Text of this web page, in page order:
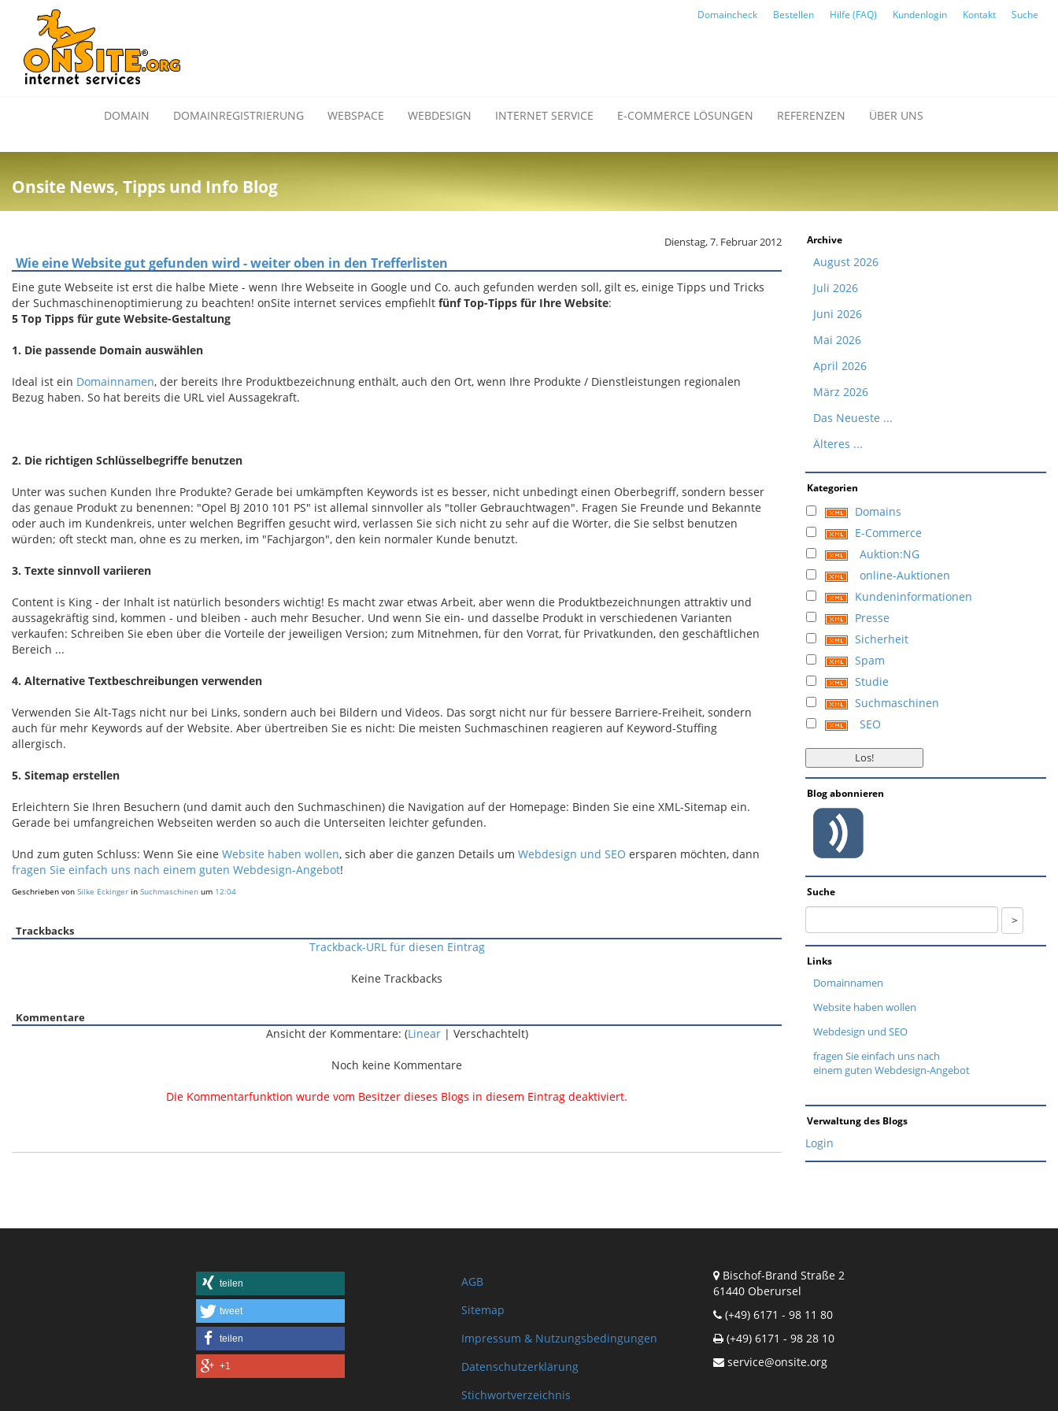
Domaincheck Bestellen Hilfe (FAQ) Kundenlogin Kontakt Suche
DOMAIN DOMAINREGISTRIERUNG WEBSPACE WEBDESIGN INTERNET SERVICE E-COMMERCE LÖSUNGEN REFERENZEN ÜBER UNS
Onsite News, Tipps und Info Blog
Dienstag, 7. Februar 2012
Wie eine Website gut gefunden wird - weiter oben in den Trefferlisten
Eine gute Webseite ist erst die halbe Miete - wenn Ihre Webseite in Google und Co. auch gefunden werden soll, gilt es, einige Tipps und Tricks
der Suchmaschinenoptimierung zu beachten! onSite internet services empfiehlt fünf Top-Tipps für Ihre Website:
5 Top Tipps für gute Website-Gestaltung
1. Die passende Domain auswählen
Ideal ist ein Domainnamen, der bereits Ihre Produktbezeichnung enthält, auch den Ort, wenn Ihre Produkte / Dienstleistungen regionalen
Bezug haben. So hat bereits die URL viel Aussagekraft.
2. Die richtigen Schlüsselbegriffe benutzen
Unter was suchen Kunden Ihre Produkte? Gerade bei umkämpften Keywords ist es besser, nicht unbedingt einen Oberbegriff, sondern besser
das genaue Produkt zu benennen: "Opel BJ 2010 101 PS" ist allemal sinnvoller als "toller Gebrauchtwagen". Fragen Sie Freunde und Bekannte
oder auch im Kundenkreis, unter welchen Begriffen gesucht wird, verlassen Sie sich nicht zu sehr auf die Wörter, die Sie selbst benutzen
würden; oft steckt man, ohne es zu merken, im "Fachjargon", den kein normaler Kunde benutzt.
3. Texte sinnvoll variieren
Content is King - der Inhalt ist natürlich besonders wichtig! Es macht zwar etwas Arbeit, aber wenn die Produktbezeichnungen attraktiv und
aussagekräftig sind, kommen - und bleiben - auch mehr Besucher. Und wenn Sie ein- und dasselbe Produkt in verschiedenen Varianten
verkaufen: Schreiben Sie eben über die Vorteile der jeweiligen Version; zum Mitnehmen, für den Vorrat, für Privatkunden, den geschäftlichen
Bereich ...
4. Alternative Textbeschreibungen verwenden
Verwenden Sie Alt-Tags nicht nur bei Links, sondern auch bei Bildern und Videos. Das sorgt nicht nur für bessere Barriere-Freiheit, sondern
auch für mehr Keywords auf der Website. Aber übertreiben Sie es nicht: Die meisten Suchmaschinen reagieren auf Keyword-Stuffing
allergisch.
5. Sitemap erstellen
Erleichtern Sie Ihren Besuchern (und damit auch den Suchmaschinen) die Navigation auf der Homepage: Binden Sie eine XML-Sitemap ein.
Gerade bei umfangreichen Webseiten werden so auch die Unterseiten leichter gefunden.
Und zum guten Schluss: Wenn Sie eine Website haben wollen, sich aber die ganzen Details um Webdesign und SEO ersparen möchten, dann
fragen Sie einfach uns nach einem guten Webdesign-Angebot!
Geschrieben von Silke Eckinger in Suchmaschinen um 12:04
Trackbacks
Trackback-URL für diesen Eintrag
Keine Trackbacks
Kommentare
Ansicht der Kommentare: (Linear| Verschachtelt)
Noch keine Kommentare
Die Kommentarfunktion wurde vom Besitzer dieses Blogs in diesem Eintrag deaktiviert.
Archive
August 2026
Juli 2026
Juni 2026
Mai 2026
April 2026
März 2026
Das Neueste ...
Älteres ...
Kategorien
Domains
E-Commerce
Auktion:NG
online-Auktionen
Kundeninformationen
Presse
Sicherheit
Spam
Studie
Suchmaschinen
SEO
Blog abonnieren
Suche
Links
Domainnamen
Website haben wollen
Webdesign und SEO
fragen Sie einfach uns nach
einem guten Webdesign-Angebot
Verwaltung des Blogs
Login
teilen
tweet
teilen
+1
AGB
Sitemap
Impressum & Nutzungsbedingungen
Datenschutzerklärung
Stichwortverzeichnis
Bischof-Brand Straße 2
61440 Oberursel
(+49) 6171 - 98 11 80
(+49) 6171 - 98 28 10
service@onsite.org